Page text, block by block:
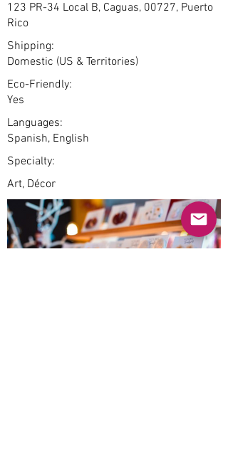
123 PR-34 Local B, Caguas, 00727, Puerto
Rico
Shipping:
Domestic (US & Territories)
Eco-Friendly:
Yes
Languages:
Spanish, English
Specialty:
Art, Décor